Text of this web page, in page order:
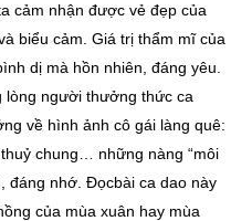
cảm nhận được vẻ đẹp của
biểu cảm. Giá trị thẩm mĩ của
dị mà hồn nhiên, đáng yêu.
lòng người thưởng thức ca
về hình ảnh cô gái làng quê:
chung… những nàng “môi
đáng nhớ. Đọcbài ca dao này
của mùa xuân hay mùa